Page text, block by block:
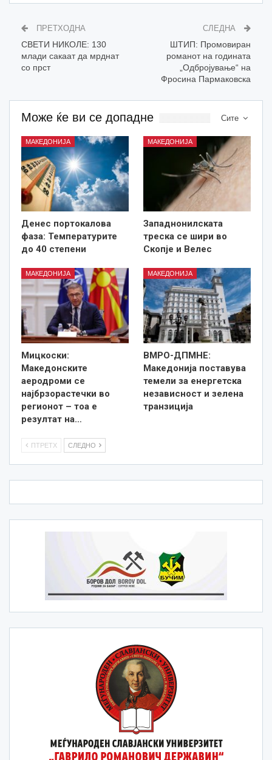
ПРЕТХОДНА
СВЕТИ НИКОЛЕ: 130
млади сакаат да мрднат
со прст
СЛЕДНА
ШТИП: Промовиран
романот на годината
„Одбројување“ на
Фросина Пармаковска
Сите
Може ќе ви се допадне
МАКЕДОНИЈА
Денес портокалова
фаза: Температурите
до 40 степени
МАКЕДОНИЈА
Западнонилската
треска се шири во
Скопје и Велес
МАКЕДОНИЈА
Мицкоски:
Македонските
аеродроми се
најбрзорастечки во
регионот – тоа е
резултат на…
МАКЕДОНИЈА
ВМРО-ДПМНЕ:
Македонија поставува
темели за енергетска
независност и зелена
транзиција
ПТРЕТХ СЛЕДНО